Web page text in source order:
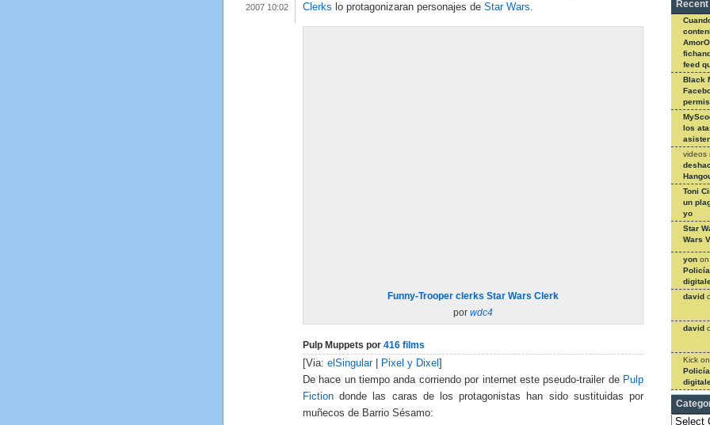
2007 10:02
Clerks lo protagonizaran personajes de Star Wars.
Funny-Trooper clerks Star Wars Clerk
por wdc4
Pulp Muppets por 416 films
[Via: elSingular| Pixel y Dixel
De hace un tiempo anda corriendo por internet este pseudo-trailer de Pulp
Fiction donde las caras de los protagonistas han sido sustituidas por
muñecos de Barrio Sésamo:
feed
Black
los
videos
Toni
un
yo
Star
Wars
yon
david
david
Kick
Categories